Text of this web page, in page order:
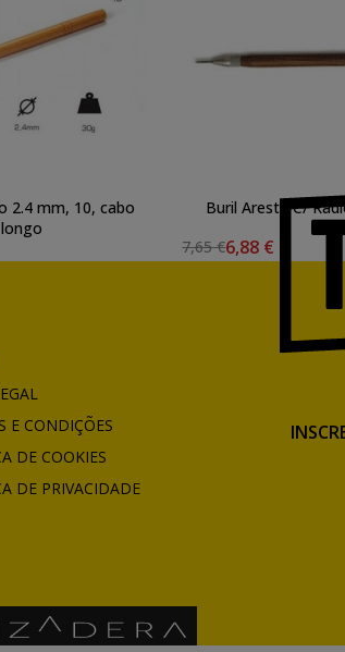
2.4 mm, 10, cabo
longo
Buril Aresta C/
7,65 €6,88 €
E CONDIÇÕES
DE COOKIES
DE PRIVACIDADE